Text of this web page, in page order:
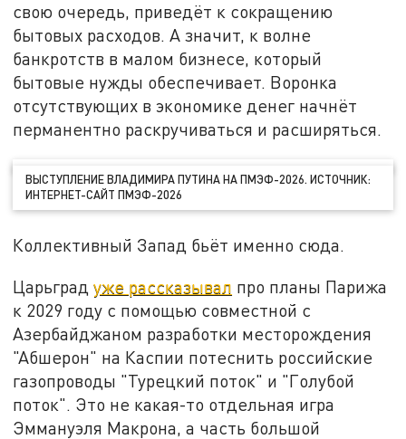
свою очередь, приведёт к сокращению
бытовых расходов. А значит, к волне
банкротств в малом бизнесе, который
бытовые нужды обеспечивает. Воронка
отсутствующих в экономике денег начнёт
перманентно раскручиваться и расширяться.
ВЫСТУПЛЕНИЕ ВЛАДИМИРА ПУТИНА НА ПМЭФ-2026. ИСТОЧНИК:
ИНТЕРНЕТ-САЙТ ПМЭФ-2026
Коллективный Запад бьёт именно сюда.
Царьградуже рассказывал про планы Парижа
к 2029 году с помощью совместной с
Азербайджаном разработки месторождения
"Абшерон" на Каспии потеснить российские
газопроводы "Турецкий поток" и "Голубой
поток". Это не какая-то отдельная игра
Эммануэля Макрона, а часть большой